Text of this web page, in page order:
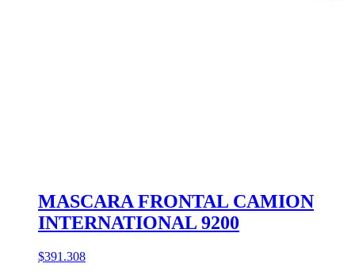
MASCARA FRONTAL CAMION
INTERNATIONAL 9200
$391.308